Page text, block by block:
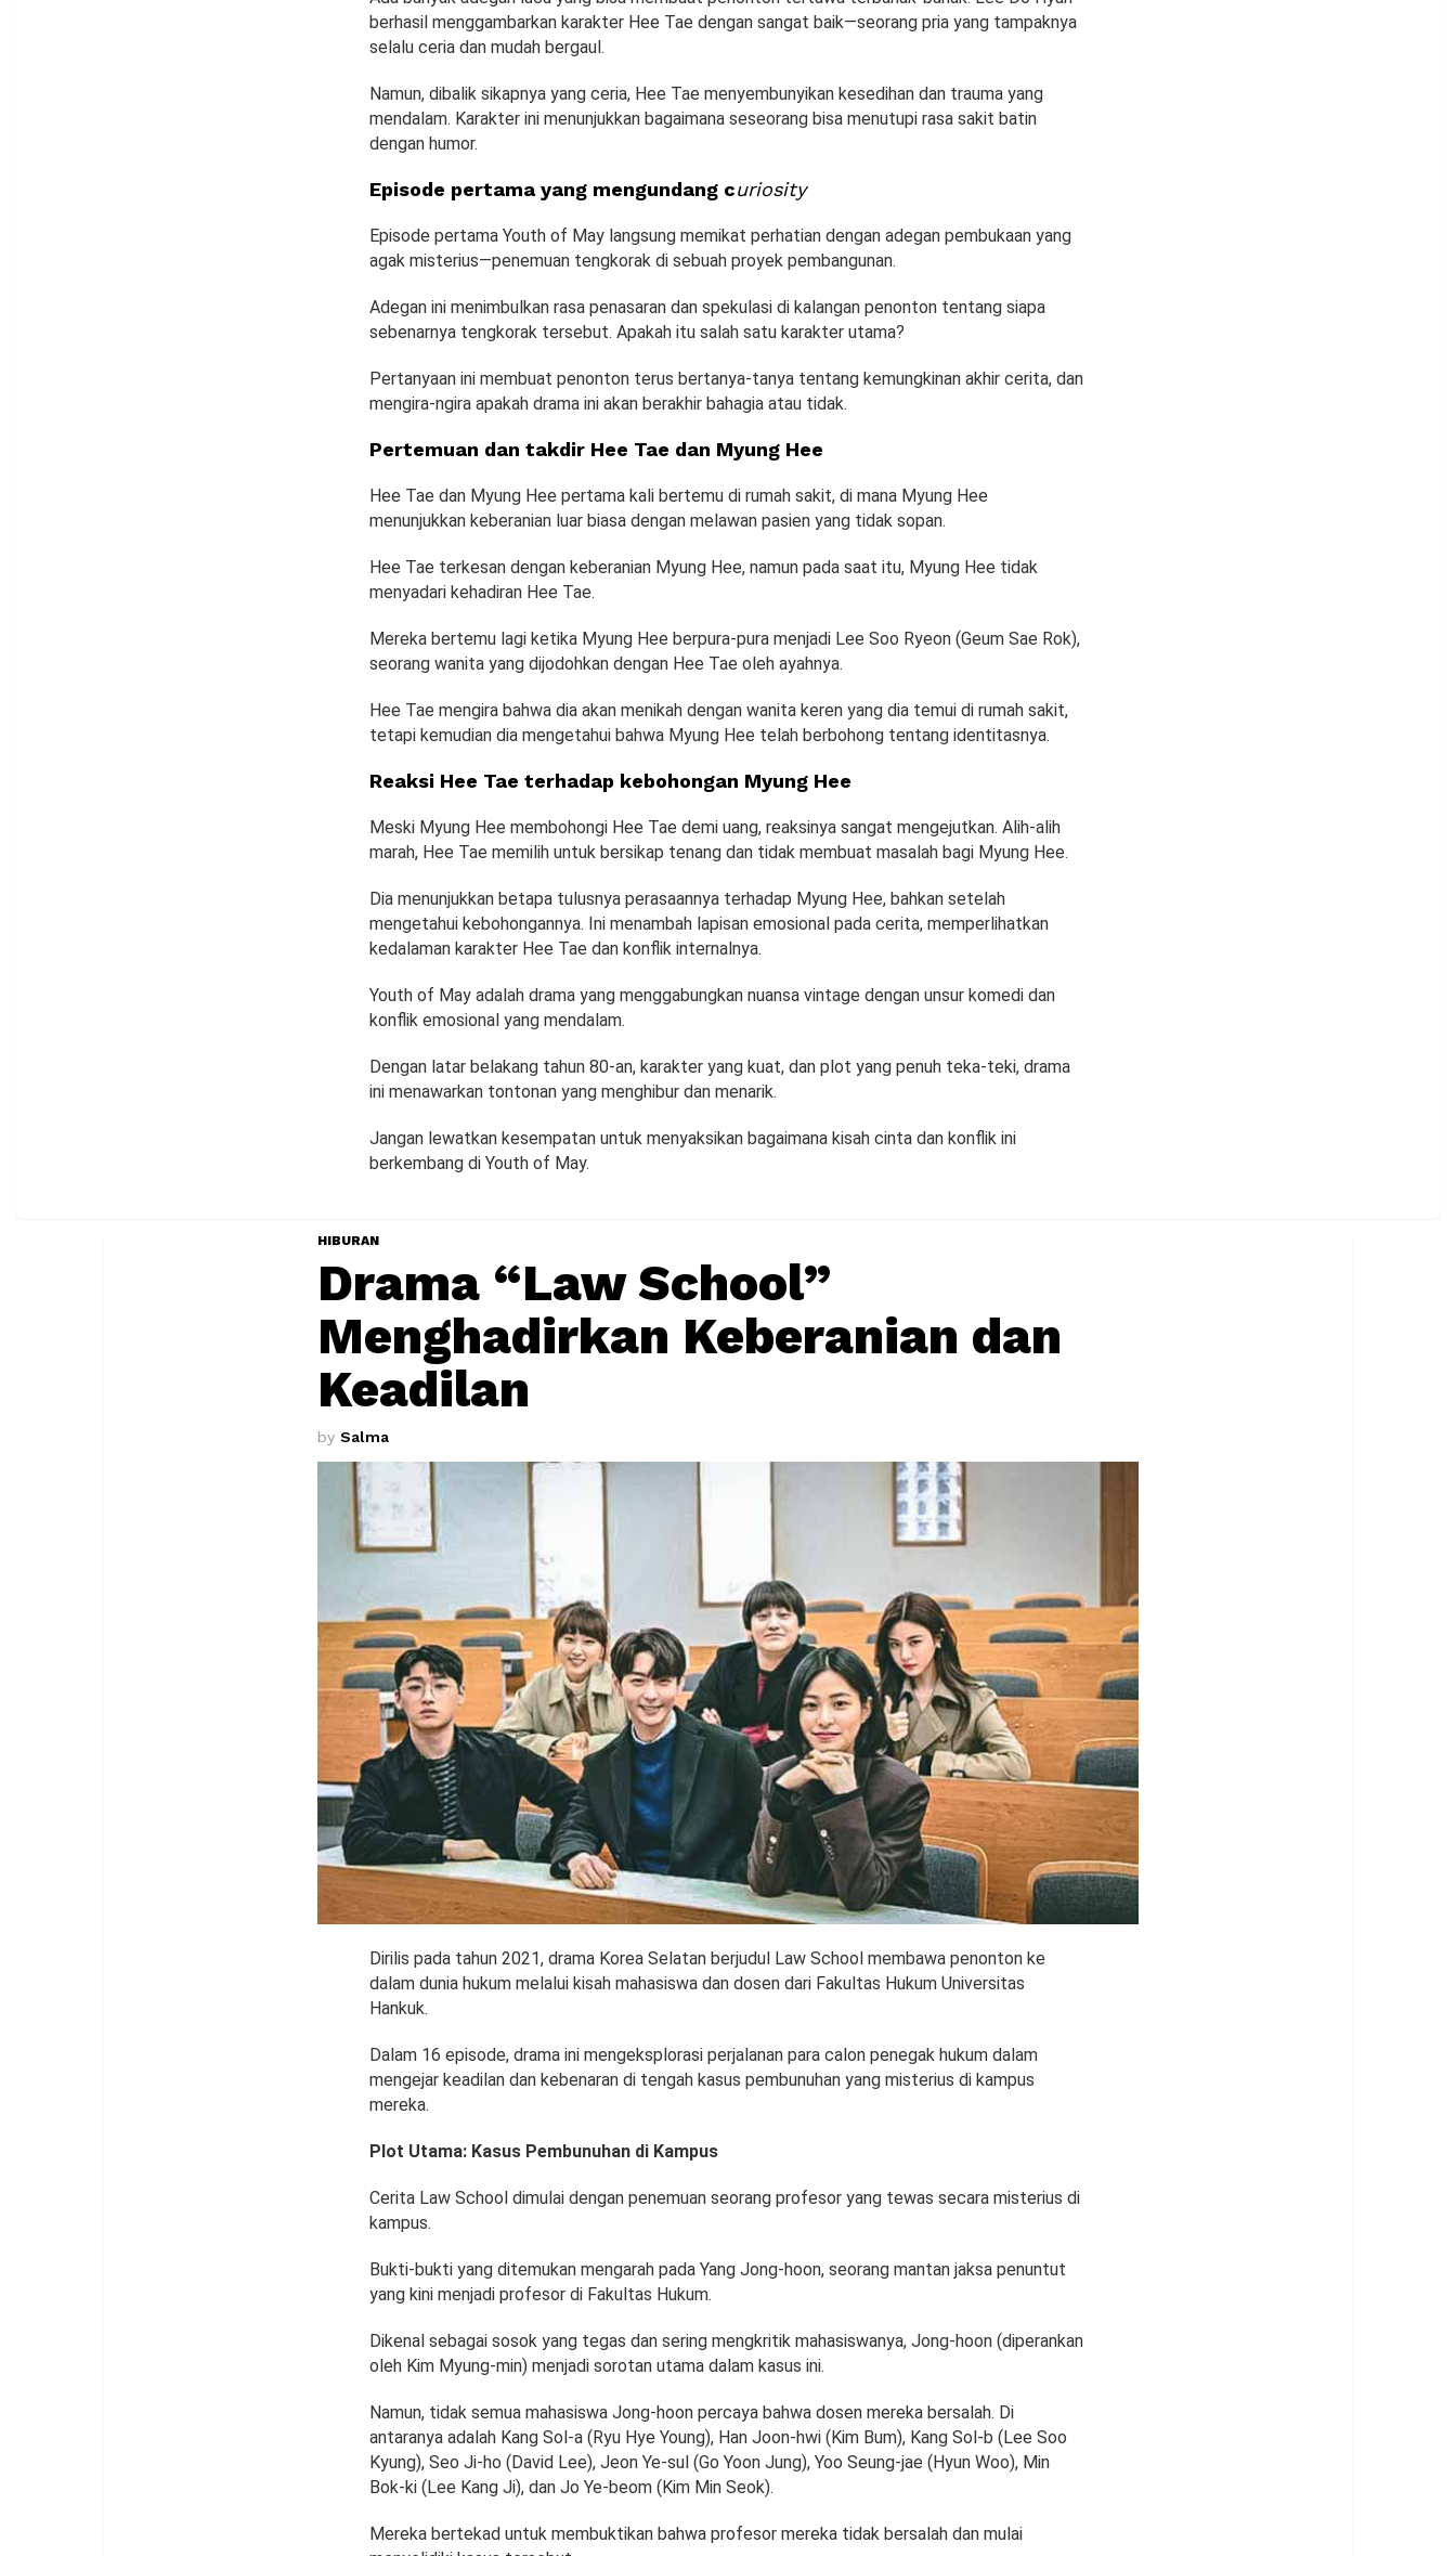
berhasil menggambarkan karakter Hee Tae dengan sangat baik—seorang pria yang tampaknya
selalu ceria dan mudah bergaul.
Namun, dibalik sikapnya yang ceria, Hee Tae menyembunyikan kesedihan dan trauma yang
mendalam. Karakter ini menunjukkan bagaimana seseorang bisa menutupi rasa sakit batin
dengan humor.
Episode pertama yang mengundang curiosity
Episode pertama Youth of May langsung memikat perhatian dengan adegan pembukaan yang
agak misterius—penemuan tengkorak di sebuah proyek pembangunan.
Adegan ini menimbulkan rasa penasaran dan spekulasi di kalangan penonton tentang siapa
sebenarnya tengkorak tersebut. Apakah itu salah satu karakter utama?
Pertanyaan ini membuat penonton terus bertanya-tanya tentang kemungkinan akhir cerita, dan
mengira-ngira apakah drama ini akan berakhir bahagia atau tidak.
Pertemuan dan takdir Hee Tae dan Myung Hee
Hee Tae dan Myung Hee pertama kali bertemu di rumah sakit, di mana Myung Hee
menunjukkan keberanian luar biasa dengan melawan pasien yang tidak sopan.
Hee Tae terkesan dengan keberanian Myung Hee, namun pada saat itu, Myung Hee tidak
menyadari kehadiran Hee Tae.
Mereka bertemu lagi ketika Myung Hee berpura-pura menjadi Lee Soo Ryeon (Geum Sae Rok),
seorang wanita yang dijodohkan dengan Hee Tae oleh ayahnya.
Hee Tae mengira bahwa dia akan menikah dengan wanita keren yang dia temui di rumah sakit,
tetapi kemudian dia mengetahui bahwa Myung Hee telah berbohong tentang identitasnya.
Reaksi Hee Tae terhadap kebohongan Myung Hee
Meski Myung Hee membohongi Hee Tae demi uang, reaksinya sangat mengejutkan. Alih-alih
marah, Hee Tae memilih untuk bersikap tenang dan tidak membuat masalah bagi Myung Hee.
Dia menunjukkan betapa tulusnya perasaannya terhadap Myung Hee, bahkan setelah
mengetahui kebohongannya. Ini menambah lapisan emosional pada cerita, memperlihatkan
kedalaman karakter Hee Tae dan konflik internalnya.
Youth of May adalah drama yang menggabungkan nuansa vintage dengan unsur komedi dan
konflik emosional yang mendalam.
Dengan latar belakang tahun 80-an, karakter yang kuat, dan plot yang penuh teka-teki, drama
ini menawarkan tontonan yang menghibur dan menarik.
Jangan lewatkan kesempatan untuk menyaksikan bagaimana kisah cinta dan konflik ini
berkembang di Youth of May.
HIBURAN
Drama “Law School”
Menghadirkan Keberanian dan
Keadilan
by Salma
Dirilis pada tahun 2021, drama Korea Selatan berjudul Law School membawa penonton ke
dalam dunia hukum melalui kisah mahasiswa dan dosen dari Fakultas Hukum Universitas
Hankuk.
Dalam 16 episode, drama ini mengeksplorasi perjalanan para calon penegak hukum dalam
mengejar keadilan dan kebenaran di tengah kasus pembunuhan yang misterius di kampus
mereka.
Plot Utama: Kasus Pembunuhan di Kampus
Cerita Law School dimulai dengan penemuan seorang profesor yang tewas secara misterius di
kampus.
Bukti-bukti yang ditemukan mengarah pada Yang Jong-hoon, seorang mantan jaksa penuntut
yang kini menjadi profesor di Fakultas Hukum.
Dikenal sebagai sosok yang tegas dan sering mengkritik mahasiswanya, Jong-hoon (diperankan
oleh Kim Myung-min) menjadi sorotan utama dalam kasus ini.
Namun, tidak semua mahasiswa Jong-hoon percaya bahwa dosen mereka bersalah. Di
antaranya adalah Kang Sol-a (Ryu Hye Young), Han Joon-hwi (Kim Bum), Kang Sol-b (Lee Soo
Kyung), Seo Ji-ho (David Lee), Jeon Ye-sul (Go Yoon Jung), Yoo Seung-jae (Hyun Woo), Min
Bok-ki (Lee Kang Ji), dan Jo Ye-beom (Kim Min Seok).
Mereka bertekad untuk membuktikan bahwa profesor mereka tidak bersalah dan mulai